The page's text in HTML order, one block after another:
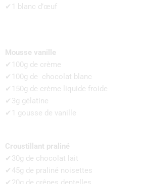
✔1 blanc d’œuf
Mousse vanille
✔100g de crème
✔100g de chocolat blanc
✔150g de crème liquide froide
✔3g gélatine
✔1 gousse de vanille
Croustillant praliné
✔30g de chocolat lait
✔45g de praliné noisettes